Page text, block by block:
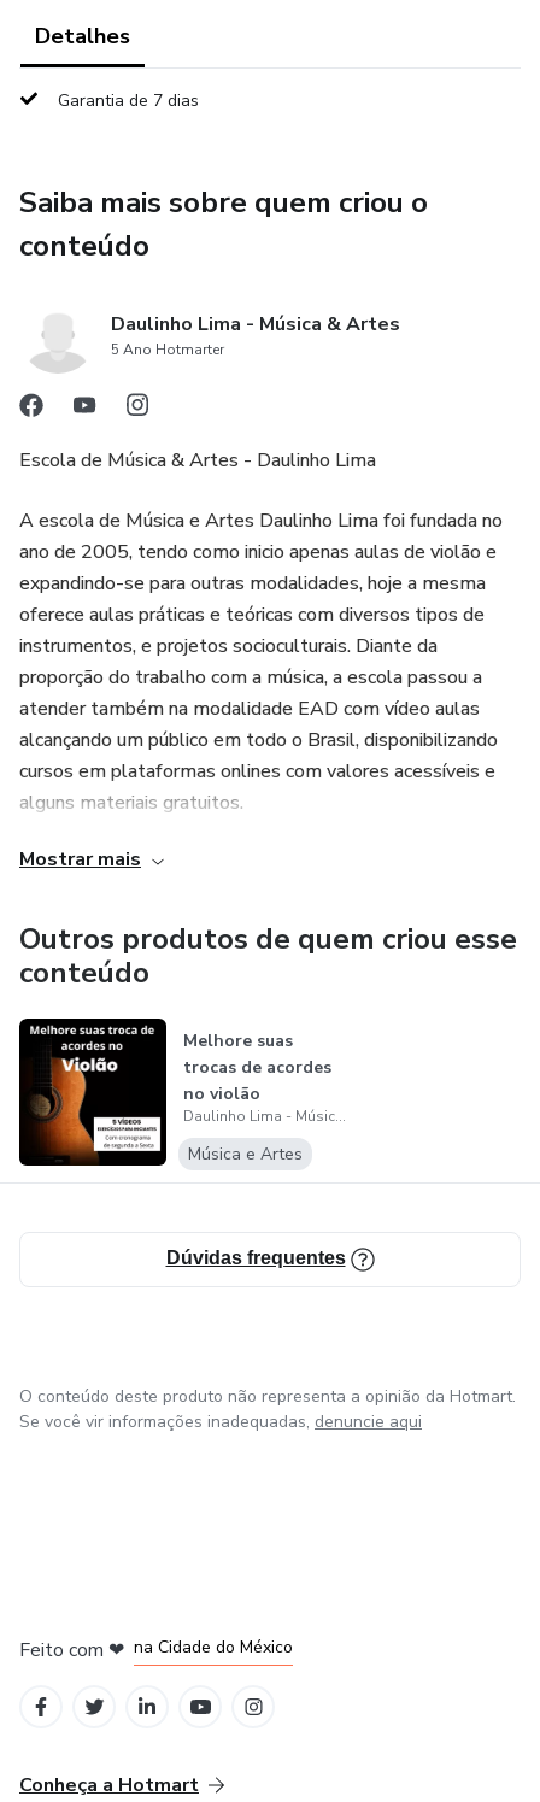
✔️ PDF com desenhos claros das peças da bateria,
indicados no tempo que irá toca-las.
Detalhes
Garantia de 7 dias
Saiba mais sobre quem criou o
conteúdo
Daulinho Lima - Música & Artes
5 Ano Hotmarter
Escola de Música & Artes - Daulinho Lima
A escola de Música e Artes Daulinho Lima foi fundada no
ano de 2005, tendo como inicio apenas aulas de violão e
expandindo-se para outras modalidades, hoje a mesma
oferece aulas práticas e teóricas com diversos tipos de
instrumentos, e projetos socioculturais. Diante da
proporção do trabalho com a música, a escola passou a
atender também na modalidade EAD com vídeo aulas
alcançando um público em todo o Brasil, disponibilizando
cursos em plataformas onlines com valores acessíveis e
alguns materiais gratuitos.
Mostrar mais
Outros produtos de quem criou esse
conteúdo
Melhore suas
trocas de acordes
no violão
Daulinho Lima - Música &amp; Artes
Música e Artes
Dúvidas frequentes
O conteúdo deste produto não representa a opinião da Hotmart.
Se você vir informações inadequadas, denuncie aqui
Feito com ❤ na Cidade do México
Conheça a Hotmart